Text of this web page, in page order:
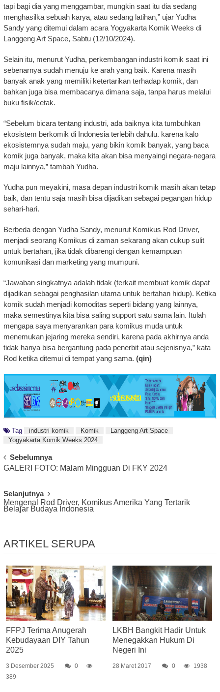
tapi bagi dia yang menggambar, mungkin saat itu dia sedang
menghasilka sebuah karya, atau sedang latihan,” ujar Yudha
Sandy yang ditemui dalam acara Yogyakarta Komik Weeks di
Langgeng Art Space, Sabtu (12/10/2024).
Selain itu, menurut Yudha, perkembangan industri komik saat ini
sebenarnya sudah menuju ke arah yang baik. Karena masih
banyak anak yang memiliki ketertarikan terhadap komik, dan
bahkan juga bisa membacanya dimana saja, tanpa harus melalui
buku fisik/cetak.
“Sebelum bicara tentang industri, ada baiknya kita tumbuhkan
ekosistem berkomik di Indonesia terlebih dahulu. karena kalo
ekosistemnya sudah maju, yang bikin komik banyak, yang baca
komik juga banyak, maka kita akan bisa menyaingi negara-negara
maju lainnya,” tambah Yudha.
Yudha pun meyakini, masa depan industri komik masih akan tetap
baik, dan tentu saja masih bisa dijadikan sebagai pegangan hidup
sehari-hari.
Berbeda dengan Yudha Sandy, menurut Komikus Rod Driver,
menjadi seorang Komikus di zaman sekarang akan cukup sulit
untuk bertahan, jika tidak dibarengi dengan kemampuan
komunikasi dan marketing yang mumpuni.
“Jawaban singkatnya adalah tidak (terkait membuat komik dapat
dijadikan sebagai penghasilan utama untuk bertahan hidup). Ketika
komik sudah menjadi komoditas seperti bidang yang lainnya,
maka semestinya kita bisa saling support satu sama lain. Itulah
mengapa saya menyarankan para komikus muda untuk
menemukan jejaring mereka sendiri, karena pada akhirnya anda
tidak hanya bisa bergantung pada penerbit atau sejenisnya,” kata
Rod ketika ditemui di tempat yang sama. (qin)
Tag industri komik Komik
Langgeng Art Space
Yogyakarta Komik Weeks 2024
Post
Navigation
Sebelumnya
GALERI FOTO: Malam Mingguan Di FKY 2024
Selanjutnya
Mengenal Rod Driver, Komikus Amerika Yang Tertarik
Belajar Budaya Indonesia
ARTIKEL SERUPA
FFPJ Terima Anugerah
Kebudayaan DIY Tahun
2025
3 Desember 2025
0
389
LKBH Bangkit Hadir Untuk
Menegakkan Hukum Di
Negeri Ini
28 Maret 2017 0 1938